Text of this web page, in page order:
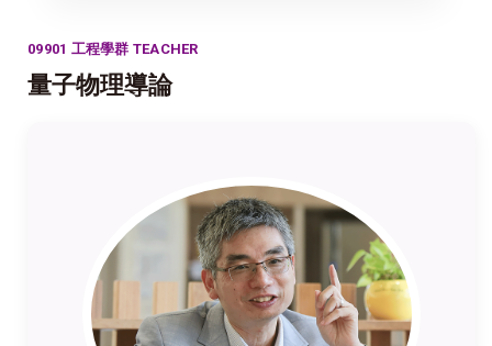
09901 工程學群 TEACHER
量子物理導論